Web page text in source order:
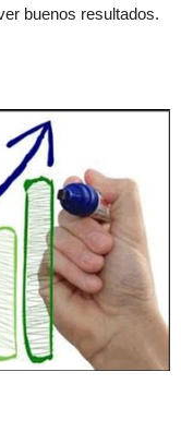
buenos resultados.